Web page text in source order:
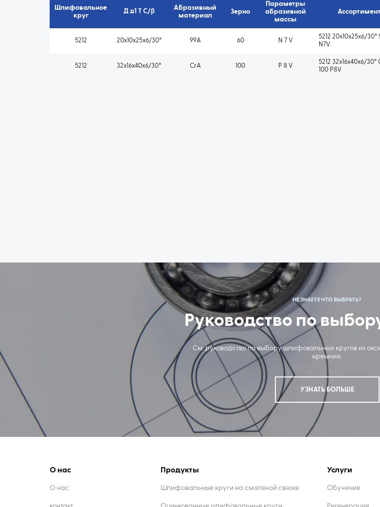
Шлифовальное
круг
Д д1 T C/β
Абразивный
материал
Зерно
Параметры
абразивной
массы
Ассортимент
5212 20x10x25x6/30° 99A 60 N 7 V
5212 20x10x25x6/30°
N7V
5212 32x16x40x6/30° CrA 100 P 8 V
5212 32x16x40x6/30°
100 P8V
НЕ ЗНАЕТЕ ЧТО ВЫБРАТЬ?
Руководство по
См. руководство по выбору шлифовальных кругов из
кремния.
УЗНАТЬ БОЛЬШЕ
О нас
О нас
Продукты
Шлифовальные круги на смоляной связке
Услуги
Обучение